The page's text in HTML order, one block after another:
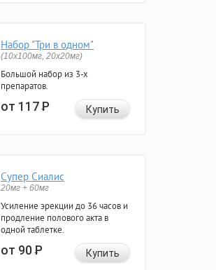
Набор "Три в одном"
(10x100мг, 20x20мг)
Большой набор из 3-х
препаратов.
от 117Р Купить
Супер Сиалис
20мг + 60мг
Усиление эрекции до 36 часов и
продление полового акта в
одной таблетке.
от 90Р Купить